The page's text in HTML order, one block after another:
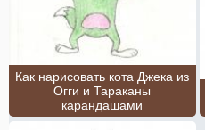
Как нарисовать кота Джека из
Огги и Тараканы
карандашами